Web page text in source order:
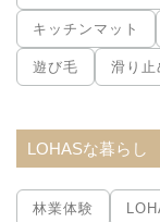
キッチンマット
遊び毛 滑り止
LOHASな暮らし
林業体験